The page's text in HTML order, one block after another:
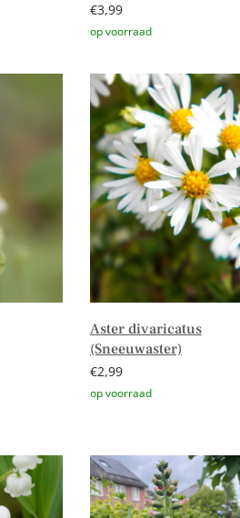
€3,99
Aster divaricatus
(Sneeuwaster)
€2,99